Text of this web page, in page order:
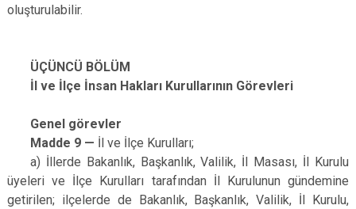
oluşturulabilir.
ÜÇÜNCÜ BÖLÜM
İl ve İlçe İnsan Hakları Kurullarının Görevleri
Genel görevler
Madde 9 — İl ve İlçe Kurulları;
a) İllerde Bakanlık, Başkanlık, Valilik, İl Masası, İl Kurulu
üyeleri ve İlçe Kurulları tarafından İl Kurulunun gündemine
getirilen; ilçelerde de Bakanlık, Başkanlık, Valilik, İl Kurulu,